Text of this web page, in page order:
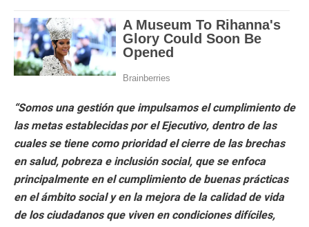
“Somos una gestión que impulsamos el cumplimiento de
las metas establecidas por el Ejecutivo, dentro de las
cuales se tiene como prioridad el cierre de las brechas
en salud, pobreza e inclusión social, que se enfoca
principalmente en el cumplimiento de buenas prácticas
en el ámbito social y en la mejora de la calidad de vida
de los ciudadanos que viven en condiciones difíciles,